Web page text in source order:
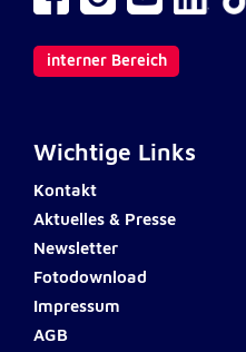
interner Bereich
Wichtige Links
Kontakt
Aktuelles & Presse
Newsletter
Fotodownload
Impressum
AGB